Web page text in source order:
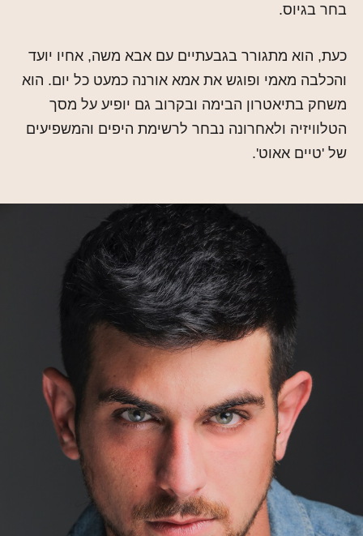
בחר בגיוס.
כעת, הוא מתגורר בגבעתיים עם אבא משה, אחיו יועד
והכלבה מאמי ופוגש את אמא אורנה כמעט כל יום. הוא
משחק בתיאטרון הבימה ובקרוב גם יופיע על מסך
הטלוויזיה ולאחרונה נבחר לרשימת היפים והמשפיעים
של 'טיים אאוט'.